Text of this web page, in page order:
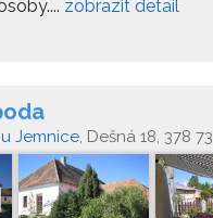
zobrazit detail
Jemnice, Dešná 18, 378 73